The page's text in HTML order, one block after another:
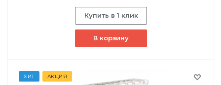
Купить в 1 клик
В корзину
ХИТ АКЦИЯ